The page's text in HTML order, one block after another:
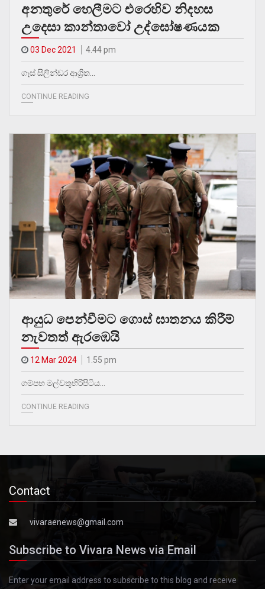
අනතුරේ හෙලීමට එරෙහිව නිදහස
උදෙසා කාන්තාවෝ උද්ඝෝෂණයක
03 Dec 2021 4.44 pm
ගෑස් සිලින්ඩර ආශ්‍රිත…
CONTINUE READING
ආයුධ පෙන්වීමට ගොස් ඝාතනය කිරීම්
නැවතත් ඇරඹෙයි
12 Mar 2024 1.55 pm
ගම්පහ මල්වතුහිරිපිටිය…
CONTINUE READING
Contact
vivaraenews@gmail.com
Subscribe to Vivara News via Email
Enter your email address to subscribe to this blog and receive